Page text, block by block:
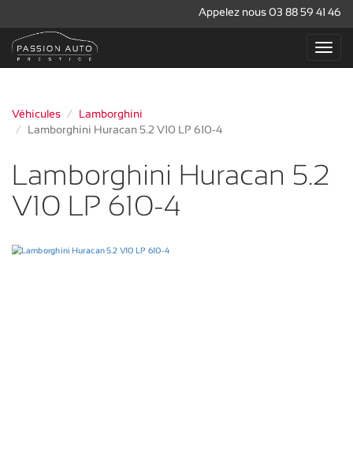
Appelez nous 03 88 59 41 46
Véhicules
Lamborghini
Lamborghini Huracan 5.2 V10 LP 610-4
Lamborghini Huracan 5.2
V10 LP 610-4